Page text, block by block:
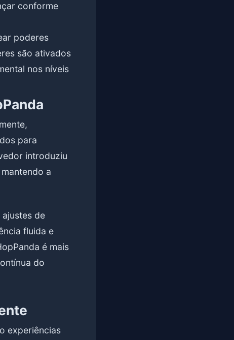
conforme
poderes
são ativados
nos níveis
para
introduziu
a
de
fluida e
é mais
do
experiências